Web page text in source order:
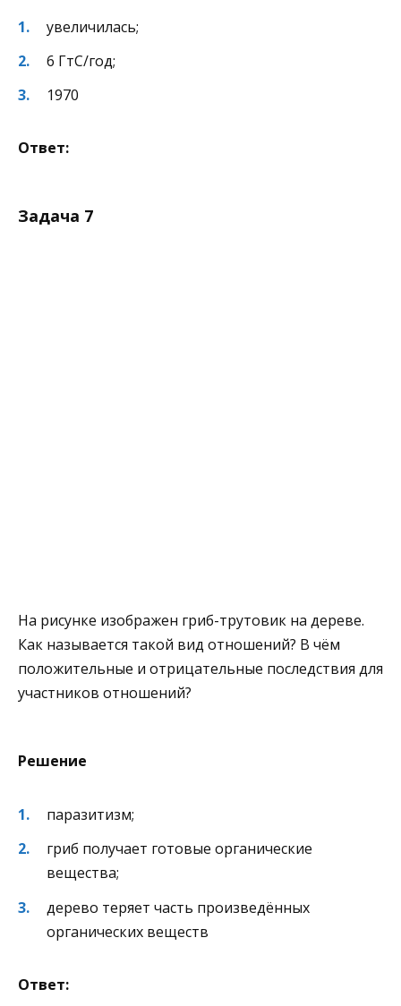
увеличилась;
6 ГтС/год;
1970
Ответ:
Задача 7
На рисунке изображен гриб-трутовик на дереве.
Как называется такой вид отношений? В чём
положительные и отрицательные последствия для
участников отношений?
Решение
паразитизм;
гриб получает готовые органические
вещества;
дерево теряет часть произведённых
органических веществ
Ответ: